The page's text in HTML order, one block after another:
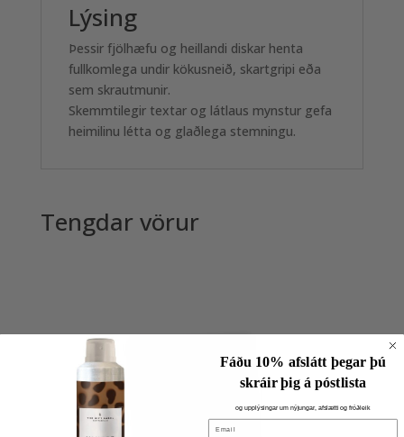
Lýsing
Þessir fjölhæfu og heillandi diskar henta
fullkomlega undir kökusneið, skartgripi eða
sem skrautmunir.
Skemmtilegir textar og látlaus mynstur gefa
heimilinu létta og glaðlega stemningu.
Tengdar vörur
Fáðu 10% afslátt þegar þú
skráir þig á póstlista
og upplýsingar um nýjungar, afslætti og fróðleik
Email